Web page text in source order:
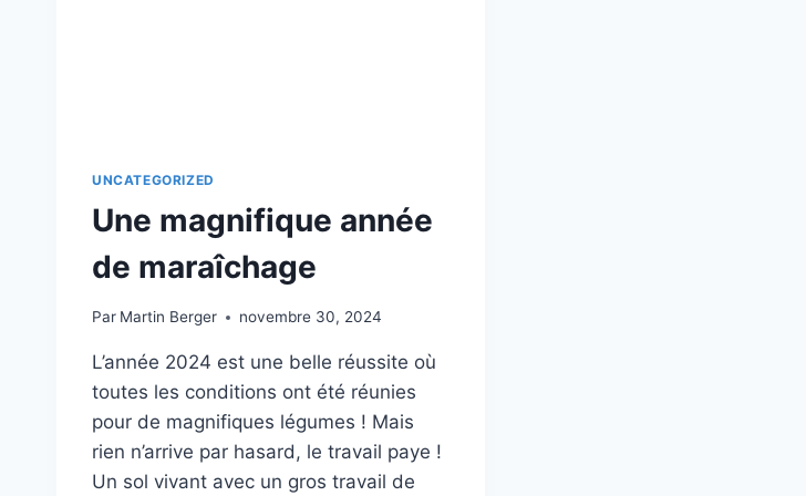
UNCATEGORIZED
Une magnifique année
de maraîchage
Par Martin Berger novembre 30, 2024
L’année 2024 est une belle réussite où
toutes les conditions ont été réunies
pour de magnifiques légumes ! Mais
rien n’arrive par hasard, le travail paye !
Un sol vivant avec un gros travail de